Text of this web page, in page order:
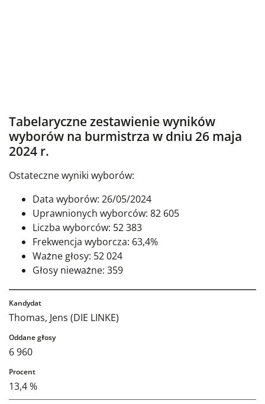
Tabelaryczne zestawienie wyników
wyborów na burmistrza w dniu 26 maja
2024 r.
Ostateczne wyniki wyborów:
Data wyborów: 26/05/2024
Uprawnionych wyborców: 82 605
Liczba wyborców: 52 383
Frekwencja wyborcza: 63,4%
Ważne głosy: 52 024
Głosy nieważne: 359
Thomas, Jens (DIE LINKE)
6 960
13,4 %